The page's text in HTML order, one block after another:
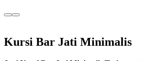
MoreMain
Kursi Bar Jati Minimalis